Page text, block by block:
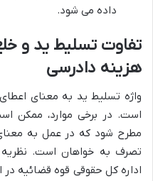
داده می شود.
تفاوت تسلیط ید و
هزینه دادرسی
واژه تسلیط ید به معنای
است. در برخی موارد، ممکن
مطرح شود که در عمل به
اداره کل حقوقی قوه قضائیه